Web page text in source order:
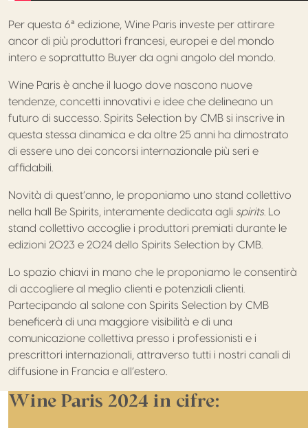
Per questa 6ª edizione, Wine Paris investe per attirare
ancor di più produttori francesi, europei e del mondo
intero e soprattutto Buyer da ogni angolo del mondo.
Wine Paris è anche il luogo dove nascono nuove
tendenze, concetti innovativi e idee che delineano un
futuro di successo. Spirits Selection by CMB si inscrive in
questa stessa dinamica e da oltre 25 anni ha dimostrato
di essere uno dei concorsi internazionale più seri e
affidabili.
Novità di quest’anno, le proponiamo uno stand collettivo
nella hall Be Spirits , interamente dedicata agli spirits. Lo
stand collettivo accoglie i produttori premiati durante le
edizioni 2023 e 2024 dello Spirits Selection by CMB.
Lo spazio chiavi in mano che le proponiamo le consentirà
di accogliere al meglio clienti e potenziali clienti.
Partecipando al salone con Spirits Selection by CMB
beneficerà di una maggiore visibilità e di una
comunicazione collettiva presso i professionisti e i
prescrittori internazionali, attraverso tutti i nostri canali di
diffusione in Francia e all’estero.
WineParis 2024 in cifre: